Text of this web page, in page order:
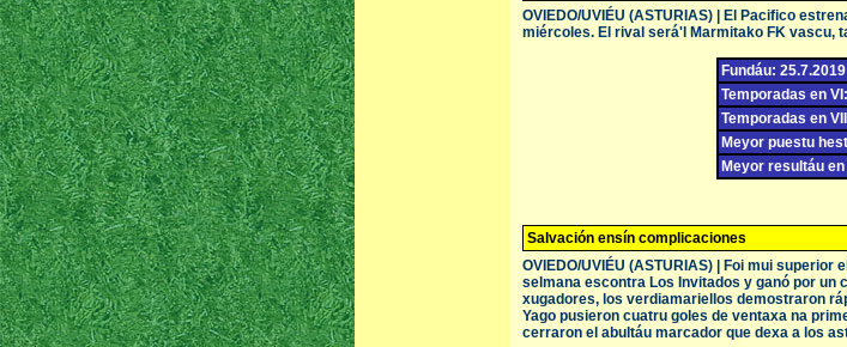
OVIEDO/UVIÉU (ASTURIAS) | El Pacifico
miércoles. El rival será'l Marmitako FK vascu,
Fundáu: 25.7.2019
Temporadas en
Temporadas en
Meyor puestu
Meyor resultáu
Salvación ensín complicaciones
OVIEDO/UVIÉU (ASTURIAS) | Foi mui
selmana escontra Los Invitados y ganó por un
xugadores, los verdiamariellos demostraron
Yago pusieron cuatru goles de ventaxa na
cerraron el abultáu marcador que dexa a los